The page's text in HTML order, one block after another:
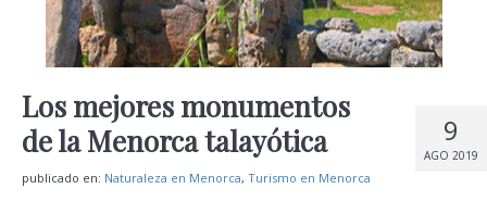
9
AGO 2019
Los mejores monumentos
de la Menorca talayótica
publicado en: Naturaleza en Menorca, Turismo en Menorca